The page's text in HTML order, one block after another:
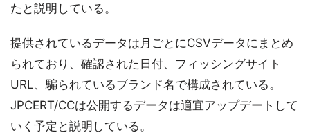
たと説明している。
提供されているデータは月ごとにCSVデータにまとめ
られており、確認された日付、フィッシングサイト
URL、騙られているブランド名で構成されている。
JPCERT/CCは公開するデータは適宜アップデートして
いく予定と説明している。